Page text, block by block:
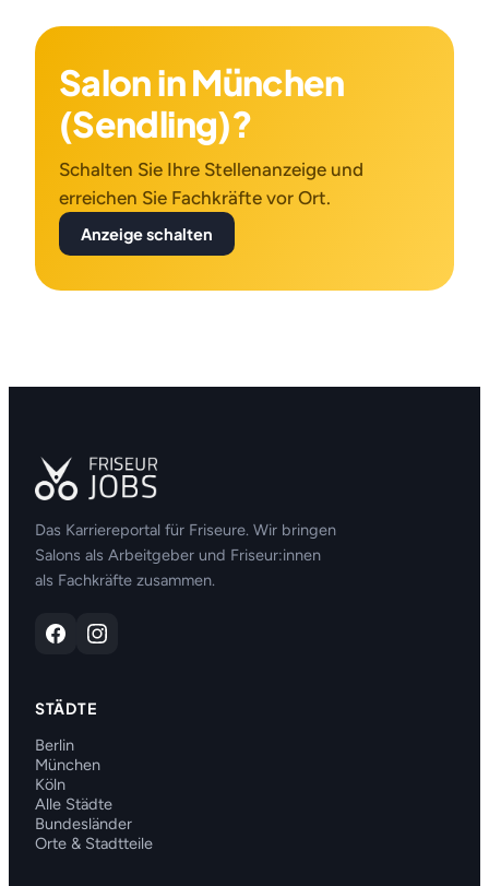
Salon in München
(Sendling)?
Schalten Sie Ihre Stellenanzeige und
erreichen Sie Fachkräfte vor Ort.
Anzeige schalten
Das Karriereportal für Friseure. Wir bringen
Salons als Arbeitgeber und Friseur:innen
als Fachkräfte zusammen.
STÄDTE
Berlin
München
Köln
Alle Städte
Bundesländer
Orte & Stadtteile